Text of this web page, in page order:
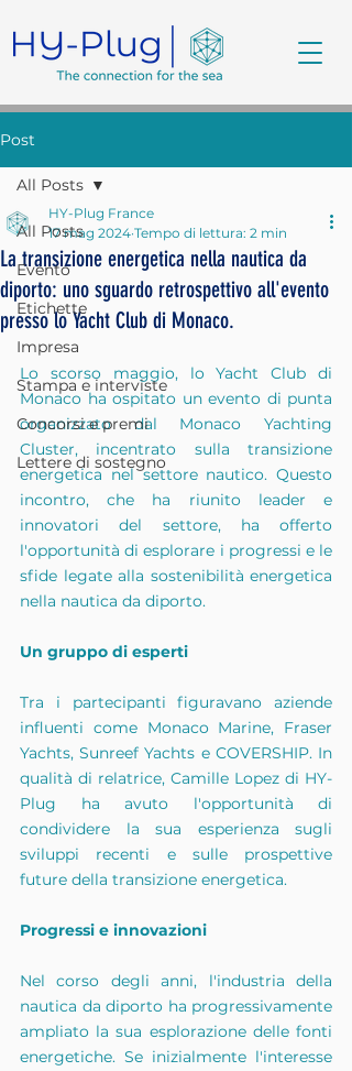
Post
All Posts
Evento
Etichette
Impresa
Stampa e interviste
Concorsi e premi
Lettere di sostegno
All Posts
La transizione energetica nella nautica da
diporto: uno sguardo retrospettivo all'evento
presso lo Yacht Club di Monaco.
HY-Plug France
17 mag 2024 Tempo di lettura: 2 min
Lo scorso maggio, lo Yacht Club di
Monaco ha ospitato un evento di punta
organizzato dal Monaco Yachting
Cluster, incentrato sulla transizione
energetica nel settore nautico. Questo
incontro, che ha riunito leader e
innovatori del settore, ha offerto
l'opportunità di esplorare i progressi e le
sfide legate alla sostenibilità energetica
nella nautica da diporto.
Un gruppo di esperti
Tra i partecipanti figuravano aziende
influenti come Monaco Marine, Fraser
Yachts, Sunreef Yachts e COVERSHIP. In
qualità di relatrice, Camille Lopez di HY-
Plug ha avuto l'opportunità di
condividere la sua esperienza sugli
sviluppi recenti e sulle prospettive
future della transizione energetica.
Progressi e innovazioni
Nel corso degli anni, l'industria della
nautica da diporto ha progressivamente
ampliato la sua esplorazione delle fonti
energetiche. Se inizialmente l'interesse